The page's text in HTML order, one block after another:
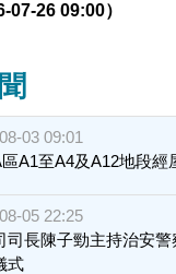
07-26 09:00）
03 09:01
A1至A4及A12地段經
05 22:25
司長陳子勁主持治安
式